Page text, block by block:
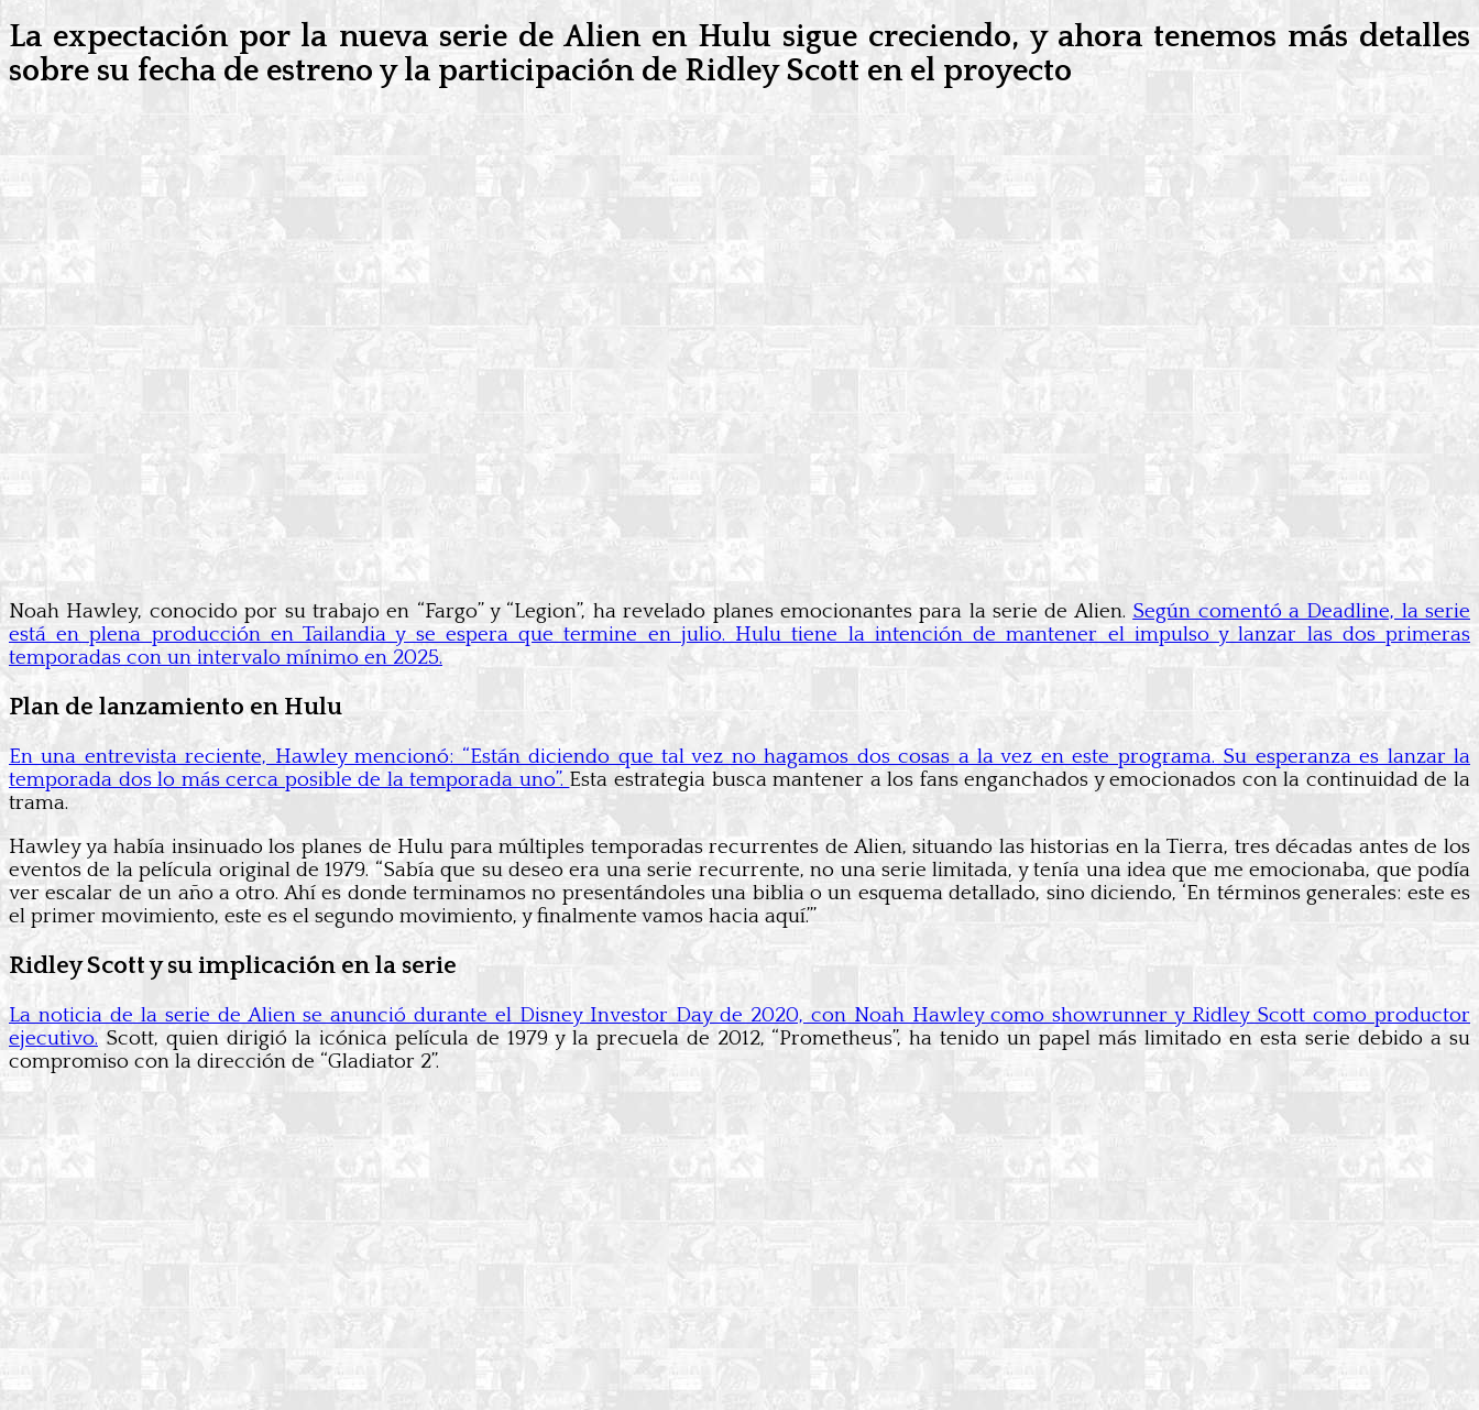
La expectación por la nueva serie de Alien en Hulu sigue creciendo, y ahora tenemos más detalles
sobre su fecha de estreno y la participación de Ridley Scott en el proyecto
Noah Hawley, conocido por su trabajo en “Fargo” y “Legion”, ha revelado planes emocionantes para la serie de Alien. Según comentó a Deadline, la serie
está en plena producción en Tailandia y se espera que termine en julio. Hulu tiene la intención de mantener el impulso y lanzar las dos primeras
temporadas con un intervalo mínimo en 2025.
Plan de lanzamiento en Hulu
En una entrevista reciente, Hawley mencionó: “Están diciendo que tal vez no hagamos dos cosas a la vez en este programa. Su esperanza es lanzar la
temporada dos lo más cerca posible de la temporada uno”. Esta estrategia busca mantener a los fans enganchados y emocionados con la continuidad de la
trama.
Hawley ya había insinuado los planes de Hulu para múltiples temporadas recurrentes de Alien, situando las historias en la Tierra, tres décadas antes de los
eventos de la película original de 1979. “Sabía que su deseo era una serie recurrente, no una serie limitada, y tenía una idea que me emocionaba, que podía
ver escalar de un año a otro. Ahí es donde terminamos no presentándoles una biblia o un esquema detallado, sino diciendo, ‘En términos generales: este es
el primer movimiento, este es el segundo movimiento, y finalmente vamos hacia aquí.’”
Ridley Scott y su implicación en la serie
La noticia de la serie de Alien se anunció durante el Disney Investor Day de 2020, con Noah Hawley como showrunner y Ridley Scott como productor
ejecutivo. Scott, quien dirigió la icónica película de 1979 y la precuela de 2012, “Prometheus”, ha tenido un papel más limitado en esta serie debido a su
compromiso con la dirección de “Gladiator 2”.